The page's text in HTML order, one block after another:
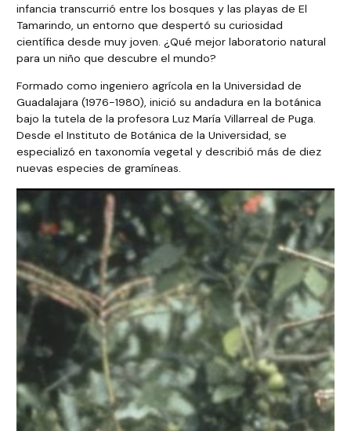
infancia transcurrió entre los bosques y las playas de El
Tamarindo, un entorno que despertó su curiosidad
científica desde muy joven. ¿Qué mejor laboratorio natural
para un niño que descubre el mundo?
Formado como ingeniero agrícola en la Universidad de
Guadalajara (1976-1980), inició su andadura en la botánica
bajo la tutela de la profesora Luz María Villarreal de Puga.
Desde el Instituto de Botánica de la Universidad, se
especializó en taxonomía vegetal y describió más de diez
nuevas especies de gramíneas.